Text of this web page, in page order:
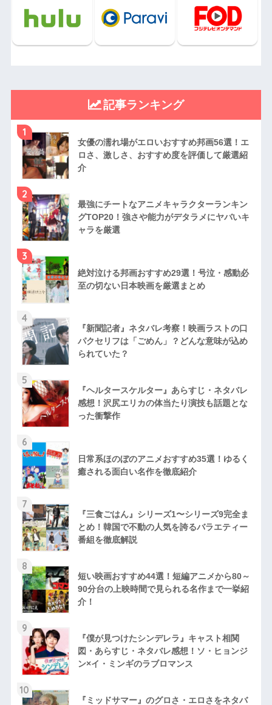
記事ランキング
1
女優の濡れ場がエロいおすすめ邦画56選！エ
ロさ、激しさ、おすすめ度を評価して厳選紹
介
2
最強にチートなアニメキャラクターランキン
グTOP20！強さや能力がデタラメにヤバいキ
ャラを厳選
3
絶対泣ける邦画おすすめ29選！号泣・感動必
至の切ない日本映画を厳選まとめ
4
『新聞記者』ネタバレ考察！映画ラストの口
パクセリフは「ごめん」？どんな意味が込め
られていた？
5
『ヘルタースケルター』あらすじ・ネタバレ
感想！沢尻エリカの体当たり演技も話題とな
った衝撃作
6
日常系ほのぼのアニメおすすめ35選！ゆるく
癒される面白い名作を徹底紹介
7
『三食ごはん』シリーズ1〜シリーズ9完全ま
とめ！韓国で不動の人気を誇るバラエティー
番組を徹底解説
8
短い映画おすすめ44選！短編アニメから80～
90分台の上映時間で見られる名作まで一挙紹
介！
9
『僕が見つけたシンデレラ』キャスト相関
図・あらすじ・ネタバレ感想！ソ・ヒョンジ
ン×イ・ミンギのラブロマンス
10
『ミッドサマー』のグロさ・エロさをネタバ